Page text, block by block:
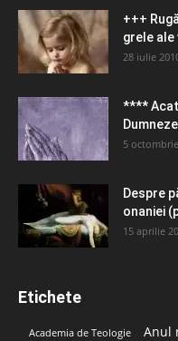
+++
grele ale
28 iulie
****
5
Despre
onaniei
15 aprilie
Etichete
Academia de Teologie Anul